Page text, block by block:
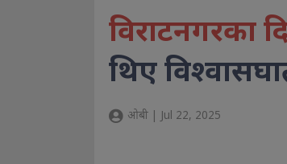
विराटनगरका
थिए
ओबी | Jul 22, 2025